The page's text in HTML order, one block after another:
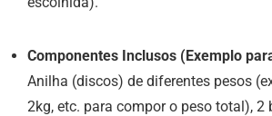
Componentes Inclusos (Exemplo
Anilha (discos) de diferentes pesos
2kg, etc. para compor o peso total), 2